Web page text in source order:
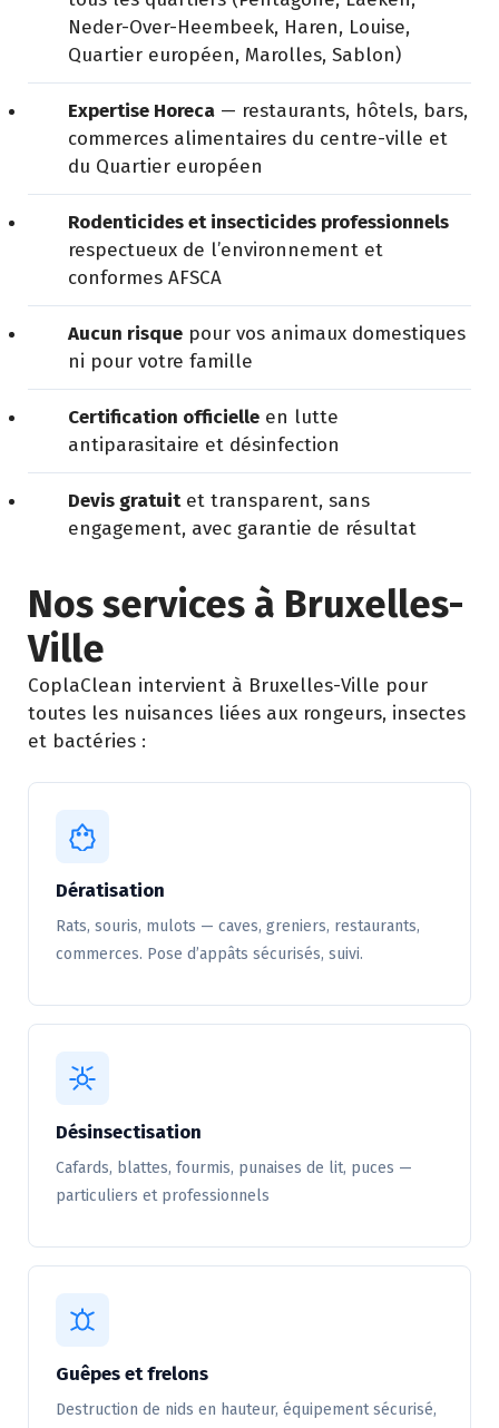
Neder-Over-Heembeek, Haren, Louise,
Quartier européen, Marolles, Sablon)
Expertise Horeca — restaurants, hôtels, bars,
commerces alimentaires du centre-ville et
du Quartier européen
Rodenticides et insecticides professionnels
respectueux de l’environnement et
conformes AFSCA
Aucun risque pour vos animaux domestiques
ni pour votre famille
Certification officielle en lutte
antiparasitaire et désinfection
Devis gratuitet transparent, sans
engagement, avec garantie de résultat
Nos services à Bruxelles-
Ville
CoplaClean intervient à Bruxelles-Ville pour
toutes les nuisances liées aux rongeurs, insectes
et bactéries :
Dératisation
Rats, souris, mulots — caves, greniers, restaurants,
commerces. Pose d’appâts sécurisés, suivi.
Désinsectisation
Cafards, blattes, fourmis, punaises de lit, puces —
particuliers et professionnels
Guêpes et frelons
Destruction de nids en hauteur, équipement sécurisé,